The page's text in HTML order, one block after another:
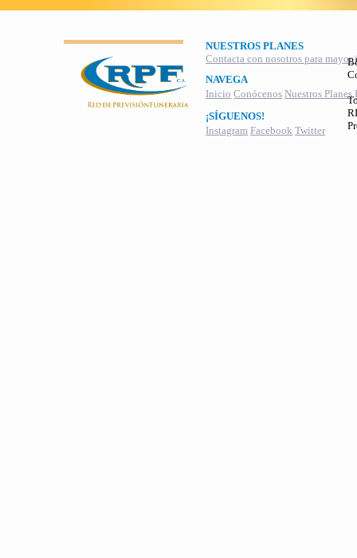
NUESTROS PLANES
Contacta con nosotros para
NAVEGA
Inicio Conócenos Nuestros Planes
¡SÍGUENOS!
Instagram Facebook Twitter